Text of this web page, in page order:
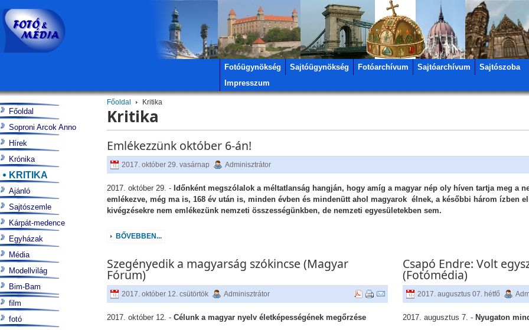
Fotóügynökség Sajtóügynökség Fotóarchívum Sajtóarchívum
Sajtószoba
Impresszum
Főoldal Kritika
Kritika
Emlékezzünk október 6-án!
2017. október 29. vasárnap Adminisztrátor
2017. október 29. - Időnként megszólalok a méltatlanság hangján, hogy amíg a magyar nép oly híven tartja meg a
emlékezve, még ma is, 168 év után is, minden évben és mindenütt ahol magyarok élnek, a későbbi három ízben
kivégzésekre nem emlékezünk nemzeti összességünkben, de nemzeti egyesületekben sem.
BŐVEBBEN...
Szegényedik a magyarság szókincse (Magyar
Fórum)
2017. október 12. csütörtök Adminisztrátor
2017. október 12. -Célunk a magyar nyelv életképességének megőrzése
Csapó Endre: Volt
(Fotómédia)
2017. augusztus 07. hétfő
2017. augusztus 7. - Nyugaton
Főoldal
Soproni Arcok Anno
Hírek
Krónika
KRITIKA
Ajánló
Sajtószemle
Kárpát-medence
Egyházak
Média
Modellvilág
Bim-Bam
film
fotó